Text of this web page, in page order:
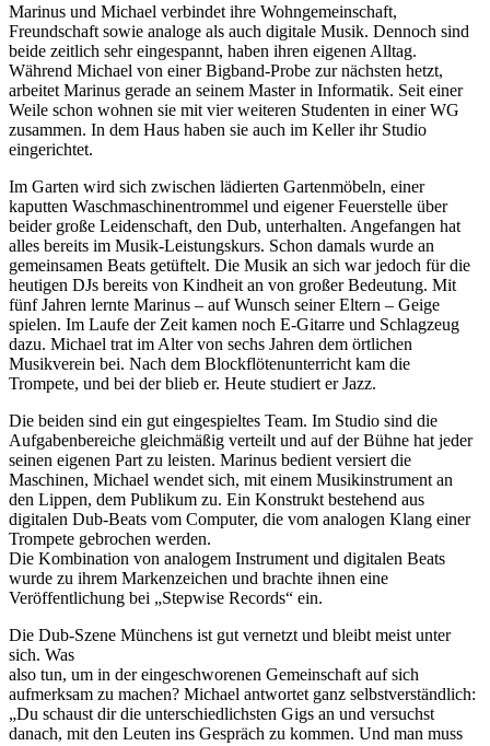
Marinus und Michael verbindet ihre Wohngemeinschaft,
Freundschaft sowie analoge als auch digitale Musik. Dennoch sind
beide zeitlich sehr eingespannt, haben ihren eigenen Alltag.
Während Michael von einer Bigband-Probe zur nächsten hetzt,
arbeitet Marinus gerade an seinem Master in Informatik. Seit einer
Weile schon wohnen sie mit vier weiteren Studenten in einer WG
zusammen. In dem Haus haben sie auch im Keller ihr Studio
eingerichtet.
Im Garten wird sich zwischen lädierten Gartenmöbeln, einer
kaputten Waschmaschinentrommel und eigener Feuerstelle über
beider große Leidenschaft, den Dub, unterhalten. Angefangen hat
alles bereits im Musik-Leistungskurs. Schon damals wurde an
gemeinsamen Beats getüftelt. Die Musik an sich war jedoch für die
heutigen DJs bereits von Kindheit an von großer Bedeutung. Mit
fünf Jahren lernte Marinus – auf Wunsch seiner Eltern – Geige
spielen. Im Laufe der Zeit kamen noch E-Gitarre und Schlagzeug
dazu. Michael trat im Alter von sechs Jahren dem örtlichen
Musikverein bei. Nach dem Blockflötenunterricht kam die
Trompete, und bei der blieb er. Heute studiert er Jazz.
Die beiden sind ein gut eingespieltes Team. Im Studio sind die
Aufgabenbereiche gleichmäßig verteilt und auf der Bühne hat jeder
seinen eigenen Part zu leisten. Marinus bedient versiert die
Maschinen, Michael wendet sich, mit einem Musikinstrument an
den Lippen, dem Publikum zu. Ein Konstrukt bestehend aus
digitalen Dub-Beats vom Computer, die vom analogen Klang einer
Trompete gebrochen werden.
Die Kombination von analogem Instrument und digitalen Beats
wurde zu ihrem Markenzeichen und brachte ihnen eine
Veröffentlichung bei „Stepwise Records“ ein.
Die Dub-Szene Münchens ist gut vernetzt und bleibt meist unter
sich. Was
also tun, um in der eingeschworenen Gemeinschaft auf sich
aufmerksam zu machen? Michael antwortet ganz selbstverständlich:
„Du schaust dir die unterschiedlichsten Gigs an und versuchst
danach, mit den Leuten ins Gespräch zu kommen. Und man muss